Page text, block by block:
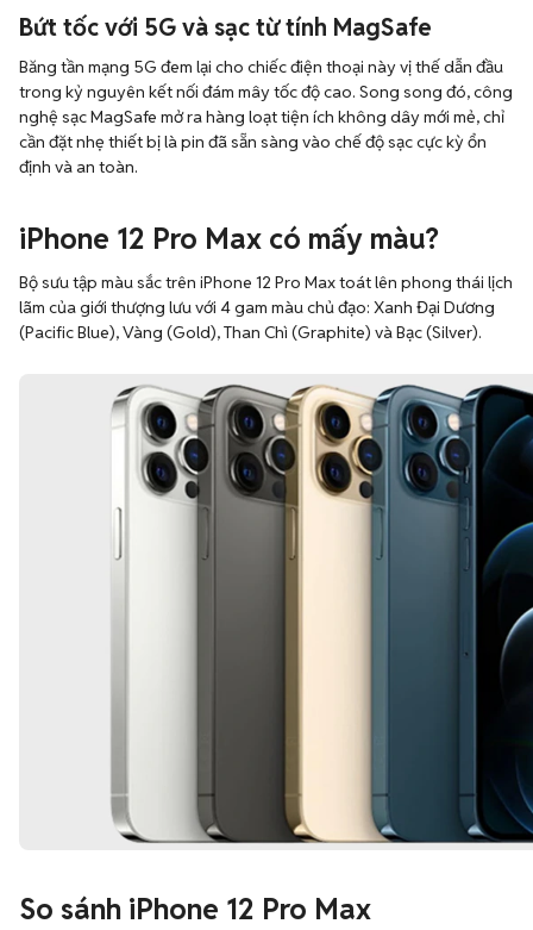
Bứt tốc với 5G và sạc từ tính MagSafe
Băng tần mạng 5G đem lại cho chiếc điện thoại này vị thế dẫn đầu
trong kỷ nguyên kết nối đám mây tốc độ cao. Song song đó, công
nghệ sạc MagSafe mở ra hàng loạt tiện ích không dây mới mẻ, chỉ
cần đặt nhẹ thiết bị là pin đã sẵn sàng vào chế độ sạc cực kỳ ổn
định và an toàn.
iPhone 12 Pro Max có mấy màu?
lãm của giới thượng lưu với 4 gam màu chủ đạo: Xanh Đại Dương
(Pacific Blue), Vàng (Gold), Than Chì (Graphite) và Bạc (Silver).
So sánh iPhone 12 Pro Max